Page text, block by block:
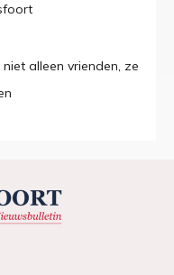
alleen vrienden, ze